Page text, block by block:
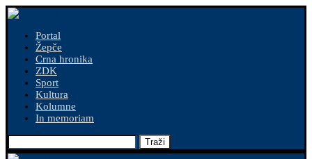
Portal
Žepče
Crna hronika
ZDK
Sport
Kultura
Kolumne
In memoriam
Traži